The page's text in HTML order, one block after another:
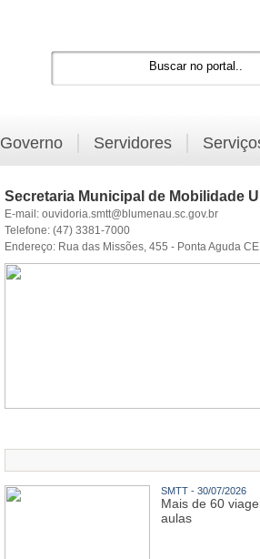
Governo Servidores
Secretaria Municipal de Mobilidade
E-mail: ouvidoria.smtt@blumenau.sc.gov.br
Telefone: (47) 3381-7000
Endereço: Rua das Missões, 455 - Ponta Aguda
SMTT - 30/07/2026
Mais de 60
aulas